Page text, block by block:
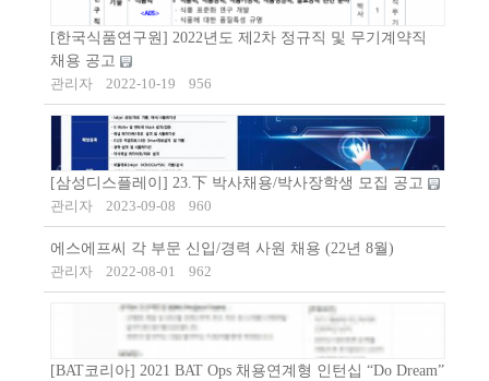
[한국식품연구원] 2022년도 제2차 정규직 및 무기계약직
채용 공고
관리자
2022-10-19 956
[삼성디스플레이] 23.下 박사채용/박사장학생 모집 공고
관리자
2023-09-08 960
에스에프씨 각 부문 신입/경력 사원 채용 (22년 8월)
관리자
2022-08-01 962
[BAT코리아] 2021 BAT Ops 채용연계형 인턴십 “Do Dream”